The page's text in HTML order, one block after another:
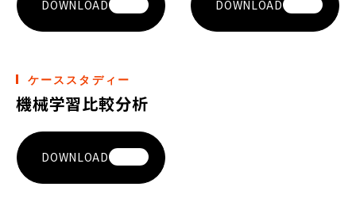
DOWNLOAD DOWNLOAD
ケーススタディー
機械学習比較分析
DOWNLOAD